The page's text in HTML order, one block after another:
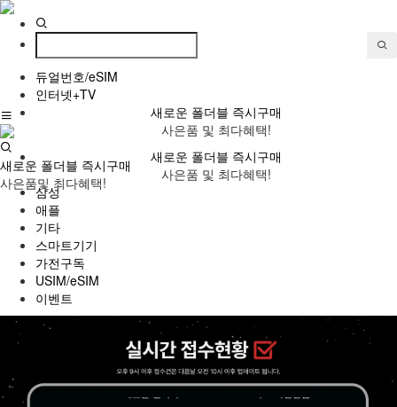
듀얼번호/eSIM
인터넷+TV
새로운 폴더블 즉시구매
사은품 및 최다혜택!
새로운 폴더블 즉시구매
사은품 및 최다혜택!
삼성
애플
기타
스마트기기
가전구독
USIM/eSIM
이벤트
새로운 폴더블 즉시구매
사은품및 최다혜택!